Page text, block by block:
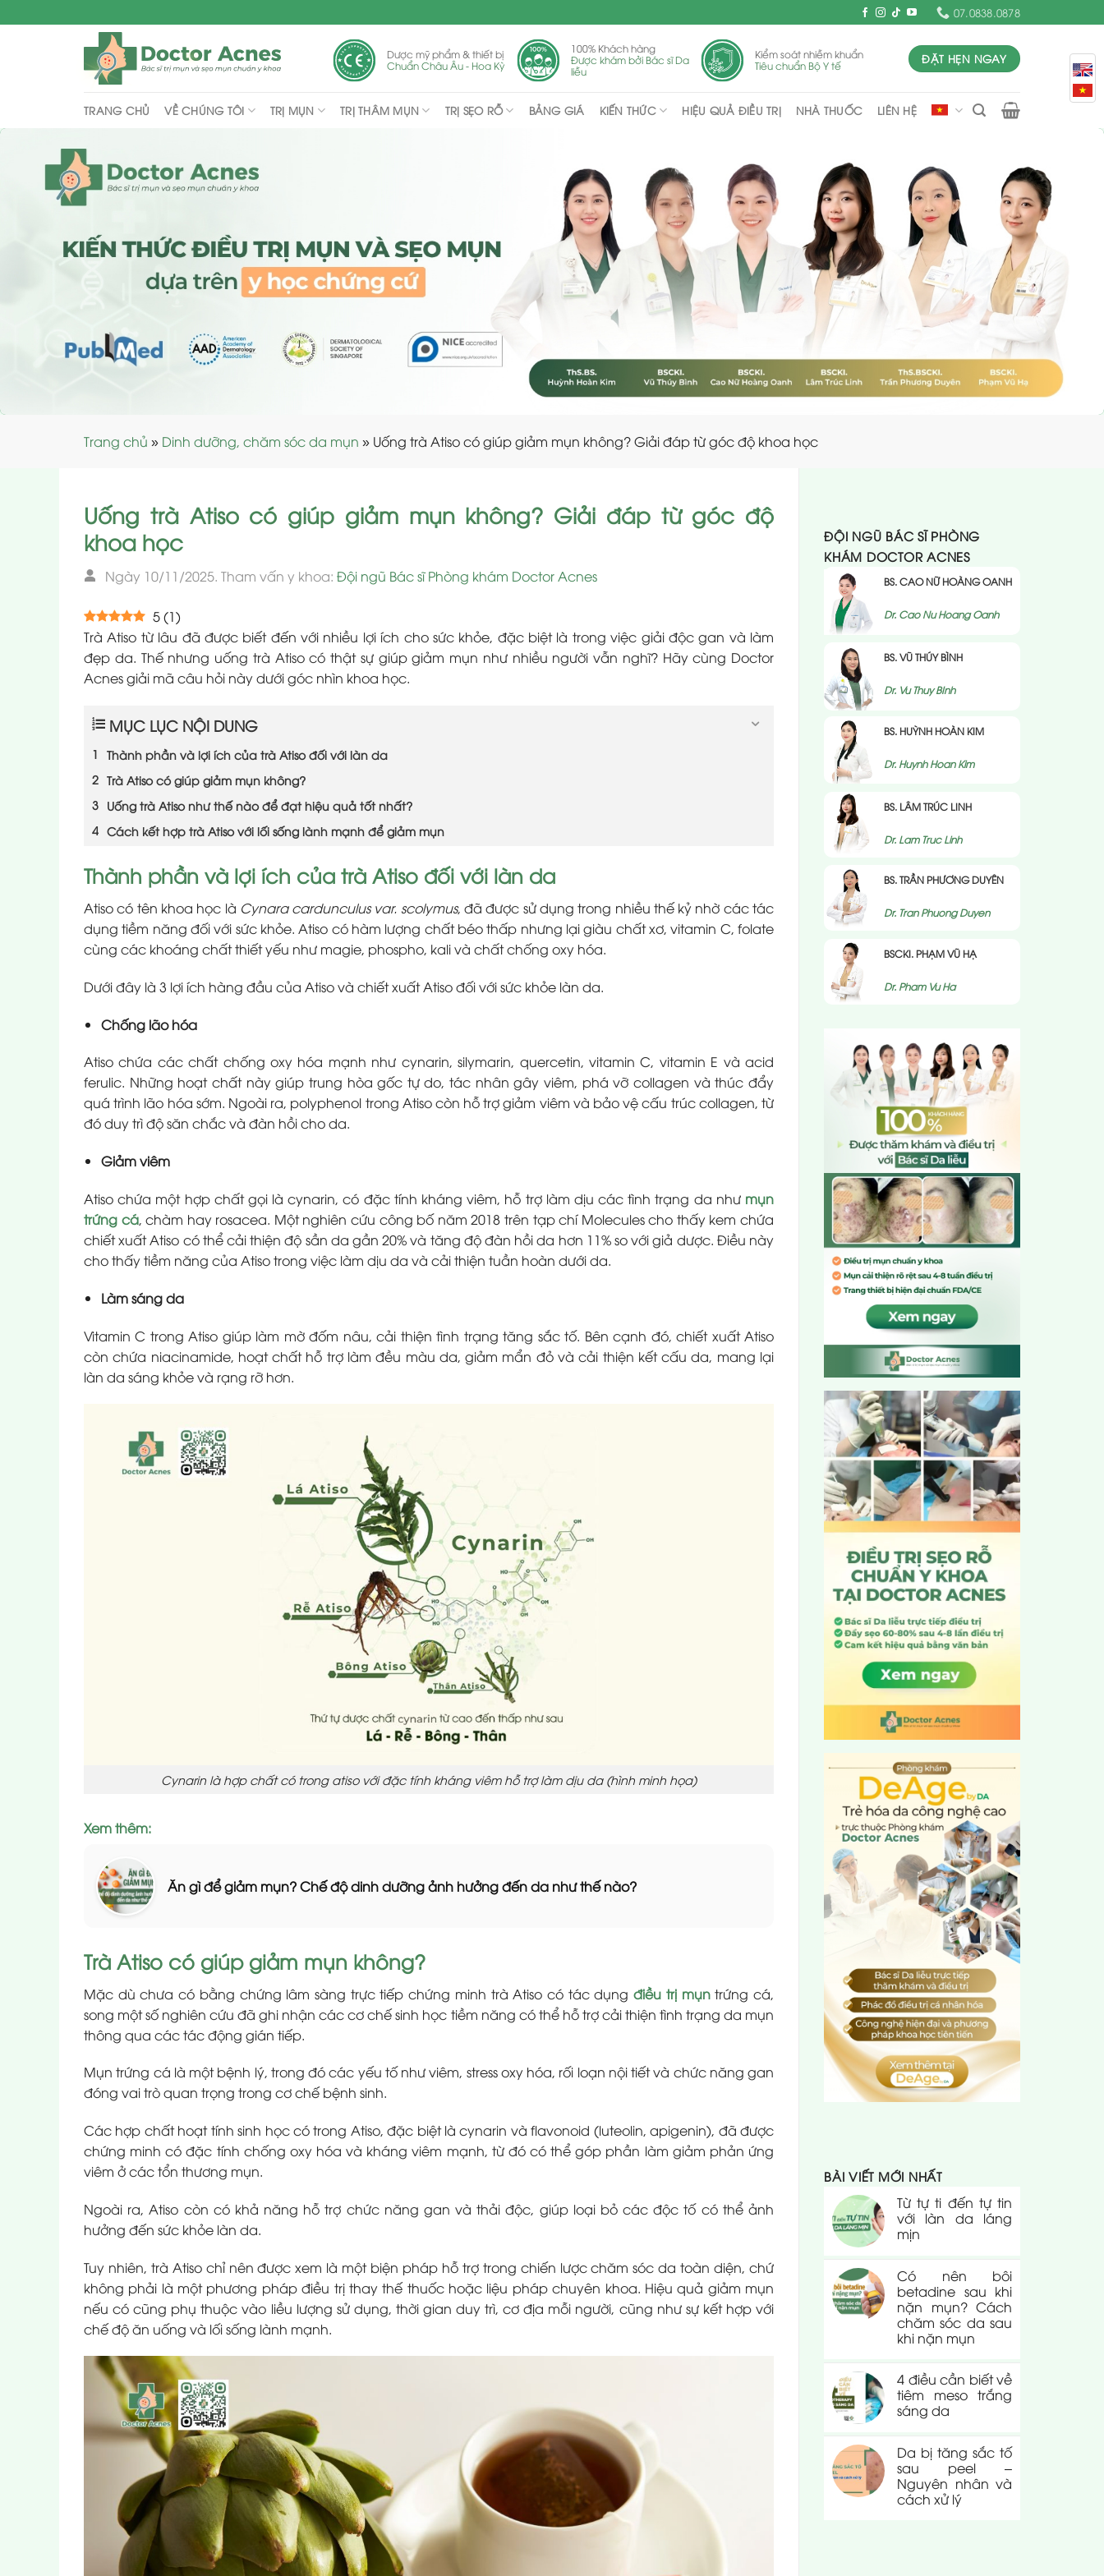
to
07.0838.0878
Dược mỹ phẩm & thiết bị
Chuẩn Châu Âu - Hoa Kỳ
100% Khách hàng
Được khám bởi Bác sĩ Da
liễu
Kiểm soát nhiễm khuẩn
Tiêu chuẩn Bộ Y tế
ĐẶT HẸN NGAY
TRANG CHỦ VỀ CHÚNG TÔI TRỊ MỤN TRỊ THÂM MỤN TRỊ SẸO RỖ BẢNG GIÁ KIẾN THỨC HIỆU QUẢ ĐIỀU TRỊ NHÀ THUỐC LIÊN HỆ
Trang chủ » Dinh dưỡng, chăm sóc da mụn » Uống trà Atiso có giúp giảm mụn không? Giải đáp từ góc độ khoa học
Uống trà Atiso có giúp giảm mụn không? Giải đáp từ góc độ
khoa học
Ngày 10/11/2025. Tham vấn y khoa: Đội ngũ Bác sĩ Phòng khám Doctor Acnes
5(1)
Trà Atiso từ lâu đã được biết đến với nhiều lợi ích cho sức khỏe, đặc biệt là trong việc giải độc gan và làm
đẹp da. Thế nhưng uống trà Atiso có thật sự giúp giảm mụn như nhiều người vẫn nghĩ? Hãy cùng Doctor
Acnes giải mã câu hỏi này dưới góc nhìn khoa học.
MỤC LỤC NỘI DUNG
Thành phần và lợi ích của trà Atiso đối với làn da
Trà Atiso có giúp giảm mụn không?
Uống trà Atiso như thế nào để đạt hiệu quả tốt nhất?
Cách kết hợp trà Atiso với lối sống lành mạnh để giảm mụn
Thành phần và lợi ích của trà Atiso đối với làn da
Atiso có tên khoa học là Cynara cardunculus var. scolymus, đã được sử dụng trong nhiều thế kỷ nhờ các tác
dụng tiềm năng đối với sức khỏe. Atiso có hàm lượng chất béo thấp nhưng lại giàu chất xơ, vitamin C, folate
cùng các khoáng chất thiết yếu như magie, phospho, kali và chất chống oxy hóa.
Dưới đây là 3 lợi ích hàng đầu của Atiso và chiết xuất Atiso đối với sức khỏe làn da.
Chống lão hóa
Atiso chứa các chất chống oxy hóa mạnh như cynarin, silymarin, quercetin, vitamin C, vitamin E và acid
ferulic. Những hoạt chất này giúp trung hòa gốc tự do, tác nhân gây viêm, phá vỡ collagen và thúc đẩy
quá trình lão hóa sớm. Ngoài ra, polyphenol trong Atiso còn hỗ trợ giảm viêm và bảo vệ cấu trúc collagen, từ
đó duy trì độ săn chắc và đàn hồi cho da.
Giảm viêm
Atiso chứa một hợp chất gọi là cynarin, có đặc tính kháng viêm, hỗ trợ làm dịu các tình trạng da như mụn
trứng cá, chàm hay rosacea. Một nghiên cứu công bố năm 2018 trên tạp chí Molecules cho thấy kem chứa
chiết xuất Atiso có thể cải thiện độ sần da gần 20% và tăng độ đàn hồi da hơn 11% so với giả dược. Điều này
cho thấy tiềm năng của Atiso trong việc làm dịu da và cải thiện tuần hoàn dưới da.
Làm sáng da
Vitamin C trong Atiso giúp làm mờ đốm nâu, cải thiện tình trạng tăng sắc tố. Bên cạnh đó, chiết xuất Atiso
còn chứa niacinamide, hoạt chất hỗ trợ làm đều màu da, giảm mẩn đỏ và cải thiện kết cấu da, mang lại
làn da sáng khỏe và rạng rỡ hơn.
Cynarin là hợp chất có trong atiso với đặc tính kháng viêm hỗ trợ làm dịu da (hình minh họa)
Xem thêm:
Ăn gì để giảm mụn? Chế độ dinh dưỡng ảnh hưởng đến da như thế nào?
Trà Atiso có giúp giảm mụn không?
Mặc dù chưa có bằng chứng lâm sàng trực tiếp chứng minh trà Atiso có tác dụngđiều trị mụntrứng cá,
song một số nghiên cứu đã ghi nhận các cơ chế sinh học tiềm năng có thể hỗ trợ cải thiện tình trạng da mụn
thông qua các tác động gián tiếp.
Mụn trứng cá là một bệnh lý, trong đó các yếu tố như viêm, stress oxy hóa, rối loạn nội tiết và chức năng gan
đóng vai trò quan trọng trong cơ chế bệnh sinh.
Các hợp chất hoạt tính sinh học có trong Atiso, đặc biệt là cynarin và flavonoid (luteolin, apigenin), đã được
chứng minh có đặc tính chống oxy hóa và kháng viêm mạnh, từ đó có thể góp phần làm giảm phản ứng
viêm ở các tổn thương mụn.
Ngoài ra, Atiso còn có khả năng hỗ trợ chức năng gan và thải độc, giúp loại bỏ các độc tố có thể ảnh
hưởng đến sức khỏe làn da.
Tuy nhiên, trà Atiso chỉ nên được xem là một biện pháp hỗ trợ trong chiến lược chăm sóc da toàn diện, chứ
không phải là một phương pháp điều trị thay thế thuốc hoặc liệu pháp chuyên khoa. Hiệu quả giảm mụn
nếu có cũng phụ thuộc vào liều lượng sử dụng, thời gian duy trì, cơ địa mỗi người, cũng như sự kết hợp với
chế độ ăn uống và lối sống lành mạnh.
ĐỘI NGŨ BÁC SĨ PHÒNG
KHÁM DOCTOR ACNES
BS. CAO NỮ HOÀNG OANH
Dr. Cao Nu Hoang Oanh
BS. VŨ THÚY BÌNH
Dr. Vu Thuy BInh
BS. HUỲNH HOÀN KIM
Dr. Huynh Hoan Kim
BS. LÂM TRÚC LINH
Dr. Lam Truc Linh
BS. TRẦN PHƯƠNG DUYÊN
Dr. Tran Phuong Duyen
BSCKI. PHẠM VŨ HẠ
Dr. Pham Vu Ha
BÀI VIẾT MỚI NHẤT
Từ tự ti đến tự tin
với làn da láng
mịn
Có nên bôi
betadine sau khi
nặn mụn? Cách
chăm sóc da sau
khi nặn mụn
4 điều cần biết về
tiêm meso trắng
sáng da
Da bị tăng sắc tố
sau peel –
Nguyên nhân và
cách xử lý